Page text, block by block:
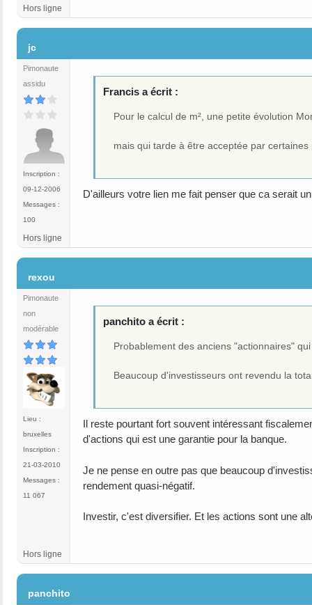
Hors ligne
jc
Pimonaute
assidu
Inscription :
09-12-2006
Messages :
100
Francis a écrit :
Pour le calcul de m², une petite évolution
mais qui tarde à être acceptée par certaines
D'ailleurs votre lien me fait penser que ca serait
Hors ligne
rexou
Pimonaute
non
modérable
Lieu :
bruxelles
Inscription :
21-03-2010
Messages :
11 067
panchito a écrit :
Probablement des anciens "actionnaires"
Beaucoup d'investisseurs ont revendu la
Il reste pourtant fort souvent intéressant
d'actions qui est une garantie pour la banque.
Je ne pense en outre pas que beaucoup
rendement quasi-négatif.
Investir, c'est diversifier. Et les actions sont une
Hors ligne
panchito